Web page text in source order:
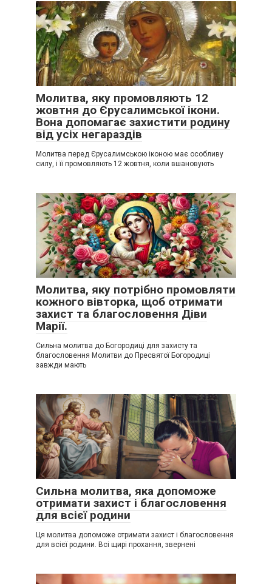
Молитва, яку промовляють 12
жовтня до Єрусалимської ікони.
Вона допомагає захистити родину
від усіх негараздів
Молитва перед Єрусалимською іконою має особливу
силу, і її промовляють 12 жовтня, коли вшановують
Молитва, яку потрібно промовляти
кожного вівторка, щоб отримати
захист та благословення Діви
Марії.
Сильна молитва до Богородиці для захисту та
благословення Молитви до Пресвятої Богородиці
завжди мають
Сильна молитва, яка допоможе
отримати захист і благословення
для всієї родини
Ця молитва допоможе отримати захист і благословення
для всієї родини. Всі щирі прохання, звернені